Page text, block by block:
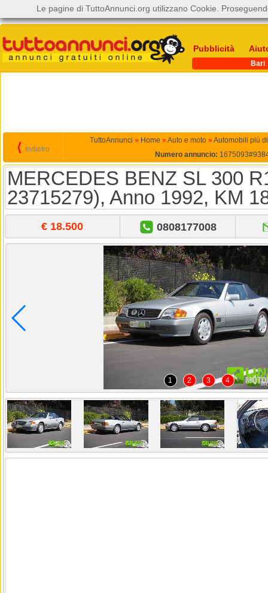
Pubblicità
Bari
⟨ Indietro
TuttoAnnunci » Home » Auto e moto » Automobili più
Numero annuncio:
MERCEDES BENZ SL 300
23715279), Anno 1992, KM
€ 18.500 0808177008
1 2 3 4
Le pagine di TuttoAnnunci.org utilizzano Cookie.